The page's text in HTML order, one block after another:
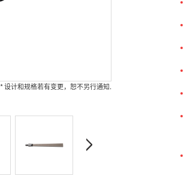
* 设计和规格若有变更，恕不另行通知.